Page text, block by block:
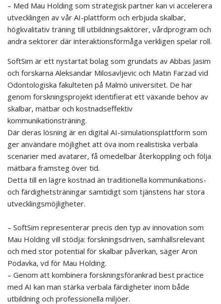
– Med Mau Holding som strategisk partner kan vi accelerera
utvecklingen av vår AI-plattform och erbjuda skalbar,
högkvalitativ träning till utbildningsaktörer, vårdprogram och
andra sektorer där interaktionsförmåga verkligen spelar roll.
SoftSim är ett nystartat bolag som grundats av Abbas Jasim
och forskarna Aleksandar Milosavljevic och Matin Farzad vid
Odontologiska fakulteten på Malmö universitet. De har
genom forskningsprojekt identifierat ett växande behov av
skalbar, mätbar och kostnadseffektiv
kommunikationsträning.
Där deras lösning är en digital AI-simulationsplattform som
ger användare möjlighet att öva inom realistiska verbala
scenarier med avatarer, få omedelbar återkoppling och följa
mätbara framsteg över tid.
Detta till en lägre kostnad än traditionella kommunikations-
och färdighetsträningar samtidigt som tjänstens har stora
utvecklingsmöjligheter.
– SoftSim representerar precis den typ av innovation som
Mau Holding vill stödja: forskningsdriven, samhällsrelevant
och med stor potential för skalbar påverkan, säger Aron
Podavka, vd för Mau Holding.
– Genom att kombinera forskningsförankrad best practice
med AI kan man stärka verbala färdigheter inom både
utbildning och professionella miljöer.